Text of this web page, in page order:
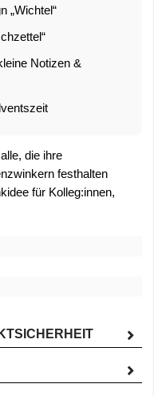
„Wichtel“
Notizen &
die ihre
festhalten
für Kolleg:innen,